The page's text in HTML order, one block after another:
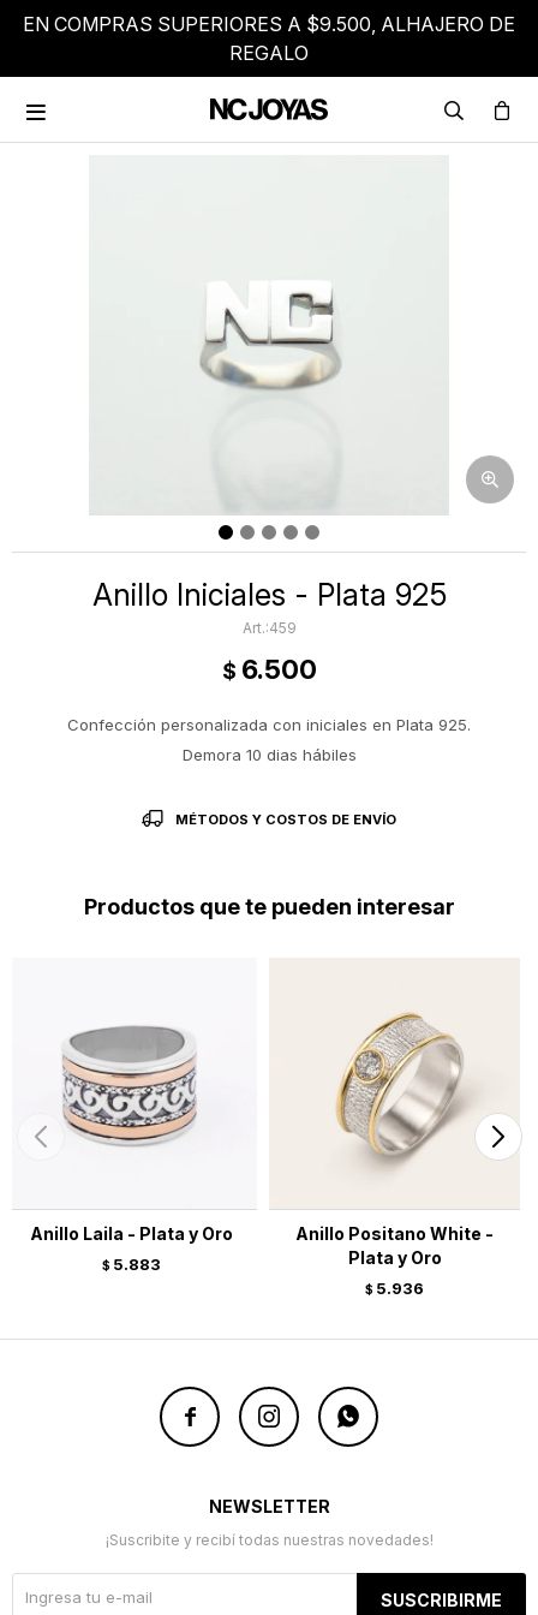
EN COMPRAS SUPERIORES A $9.500, ALHAJERO DE
REGALO

Anillo Iniciales - Plata 925
459
$ 6.500
Confección personalizada con iniciales en Plata 925.
Demora 10 dias hábiles
MÉTODOS Y COSTOS DE ENVÍO
Productos que te pueden interesar
Anillo Laila - Plata y Oro
$ 5.883
Anillo Positano White -
Plata y Oro
$ 5.936
  
NEWSLETTER
¡Suscribite y recibí todas nuestras novedades!
SUSCRIBIRME